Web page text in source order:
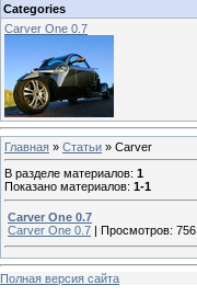
Categories
Carver One 0.7
Главная » Статьи » Carver
В разделе материалов: 1
Показано материалов: 1-1
Carver One 0.7
Carver One 0.7 | Просмотров: 756
Полная версия сайта